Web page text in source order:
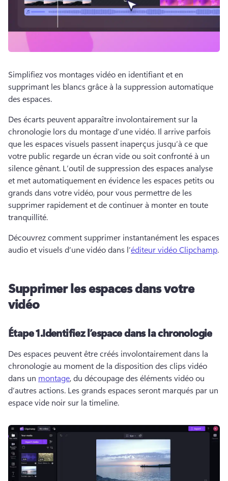
Simplifiez vos montages vidéo en identifiant et en
supprimant les blancs grâce à la suppression automatique
des espaces.
Des écarts peuvent apparaître involontairement sur la
chronologie lors du montage d’une vidéo. Il arrive parfois
que les espaces visuels passent inaperçus jusqu’à ce que
votre public regarde un écran vide ou soit confronté à un
silence gênant. L’outil de suppression des espaces analyse
et met automatiquement en évidence les espaces petits ou
grands dans votre vidéo, pour vous permettre de les
supprimer rapidement et de continuer à monter en toute
tranquillité.
Découvrez comment supprimer instantanément les espaces
audio et visuels d’une vidéo dans l’éditeur vidéo Clipchamp
Supprimer les espaces dans votre
vidéo
Étape 1.Identifiez l’espace dans la chronologie
Des espaces peuvent être créés involontairement dans la
chronologie au moment de la disposition des clips vidéo
dans un montage, du découpage des éléments vidéo ou
d’autres actions. Les grands espaces seront marqués par un
espace vide noir sur la timeline.